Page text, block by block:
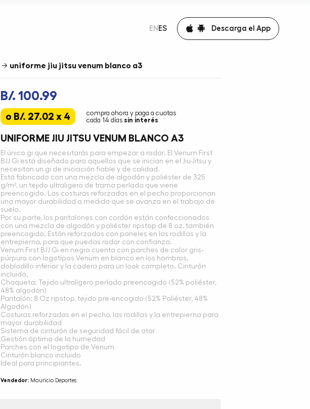
EN ES Descarga el App
→ uniforme jiu jitsu venum blanco a3
B/. 100.99
o B/. 27.02 x 4
compra ahora y paga a cuotas
cada 14 días sin interés
UNIFORME JIU JITSU VENUM BLANCO A3
El único gi que necesitarás para empezar a rodar. El Venum First
BJJ Gi está diseñado para aquellos que se inician en el Jiu-Jitsu y
necesitan un gi de iniciación fiable y de calidad.
Está fabricado con una mezcla de algodón y poliéster de 325
g/m², un tejido ultraligero de trama perlada que viene
preencogido. Las costuras reforzadas en el pecho proporcionan
una mayor durabilidad a medida que se avanza en el trabajo de
suelo.
Por su parte, los pantalones con cordón están confeccionados
con una mezcla de algodón y poliéster ripstop de 8 oz, también
preencogido. Están reforzados con paneles en las rodillas y la
entrepierna, para que puedas rodar con confianza.
Venum First BJJ Gi en negro cuenta con parches de color gris-
púrpura con logotipos Venum en blanco en los hombros,
dobladillo inferior y la cadera para un look completo. Cinturón
incluido.
Chaqueta: Tejido ultraligero perlado preencogido (52% poliéster,
48% algodón)
Pantalón: 8 Oz ripstop, tejido pre-encogido (52% Poliéster, 48%
Algodón)
Costuras reforzadas en el pecho, las rodillas y la entrepierna para
mayor durabilidad
Sistema de cinturón de seguridad fácil de atar
Gestión óptima de la humedad
Parches con el logotipo de Venum
Cinturón blanco incluido
Ideal para principiantes.
Vendedor:Mauricio Deportes